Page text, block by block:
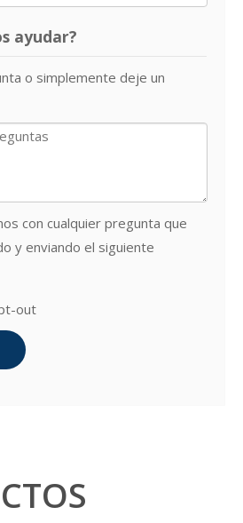
ayudar?
o simplemente deje un
con cualquier pregunta que
y enviando el siguiente
out